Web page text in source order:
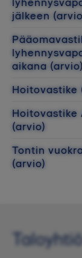
jälkeen
aikana (arvio)
Hoitovastike
Hoitovastike
(arvio)
Tontin
(arvio)